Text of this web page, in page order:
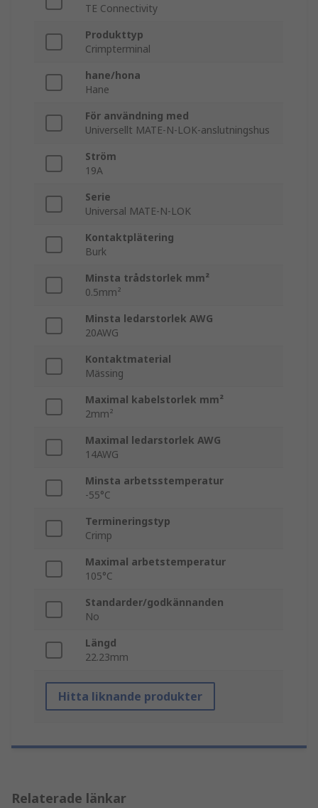
TE Connectivity
Produkttyp
Crimpterminal
hane/hona
Hane
För användning med
Universellt MATE-N-LOK-anslutningshus
Ström
19A
Serie
Universal MATE-N-LOK
Kontaktplätering
Burk
Minsta trådstorlek mm²
0.5mm²
Minsta ledarstorlek AWG
20AWG
Kontaktmaterial
Mässing
Maximal kabelstorlek mm²
2mm²
Maximal ledarstorlek AWG
14AWG
Minsta arbetsstemperatur
-55°C
Termineringstyp
Crimp
Maximal arbetstemperatur
105°C
Standarder/godkännanden
No
Längd
22.23mm
Hitta liknande produkter
Relaterade länkar